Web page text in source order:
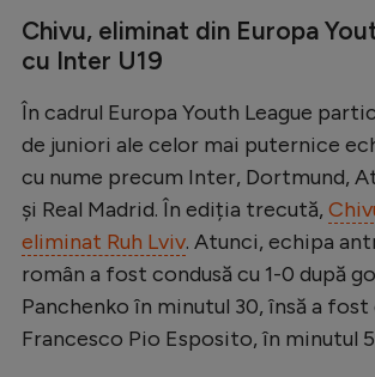
Natație
Formula 1
Gimnastică
Auto
Rugby
Ciclism
Alte sporturi
Chivu, eliminat din Europa
cu Inter U19
În cadrul Europa Youth League
de juniori ale celor mai puternice
cu nume precum Inter, Dortmund,
și Real Madrid. În ediția trecută,
eliminat Ruh Lviv. Atunci, echipa
român a fost condusă cu 1-0 după
Panchenko în minutul 30, însă a fost
Francesco Pio Esposito, în minutul